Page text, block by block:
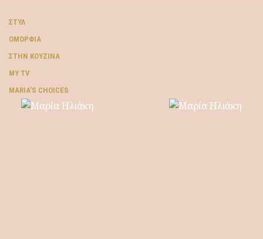
ΣΤΥΛ
ΟΜΟΡΦΙΆ
ΣΤΗΝ ΚΟΥΖΊΝΑ
MY TV
ΜARIA’S CHOICES